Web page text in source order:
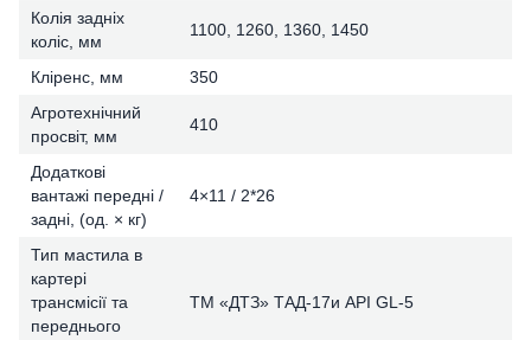
Колія задніх
коліс, мм
1100, 1260, 1360, 1450
Кліренс, мм
350
Агротехнічний
просвіт, мм
410
Додаткові
вантажі передні /
задні, (од. × кг)
4×11 / 2*26
Тип мастила в
картері
трансмісії та
переднього
ТМ «ДТЗ» ТАД-17и API GL-5